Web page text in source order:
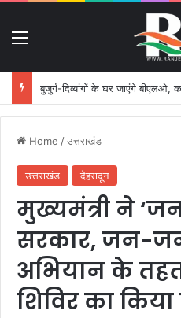
बुजुर्ग-दिव्यांगों के घर जाएंगे बीएलओ,
Home /उत्तराखंड
उत्तराखंड देहरादून
मुख्यमंत्री ने
सरकार, जन-जन
अभियान के
शिविर का किया